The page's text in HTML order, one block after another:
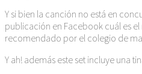
Y si bien la canción no está en
publicación en Facebook cuál es
recomendado por el colegio de
Y ah! además este set incluye una